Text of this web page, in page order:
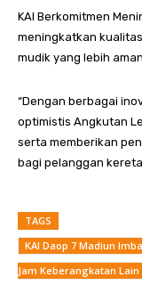
KAI Berkomitmen
meningkatkan
mudik yang lebih
“Dengan berbagai
optimistis Angkutan
serta memberikan
bagi pelanggan kereta
TAGS
KAI Daop 7 Madiun
Jam Keberangkatan Lain